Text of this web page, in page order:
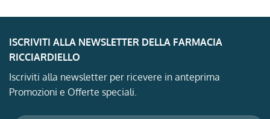
ISCRIVITI ALLA NEWSLETTER DELLA FARMACIA
RICCIARDIELLO
Iscriviti alla newsletter per ricevere in anteprima
Promozioni e Offerte speciali.